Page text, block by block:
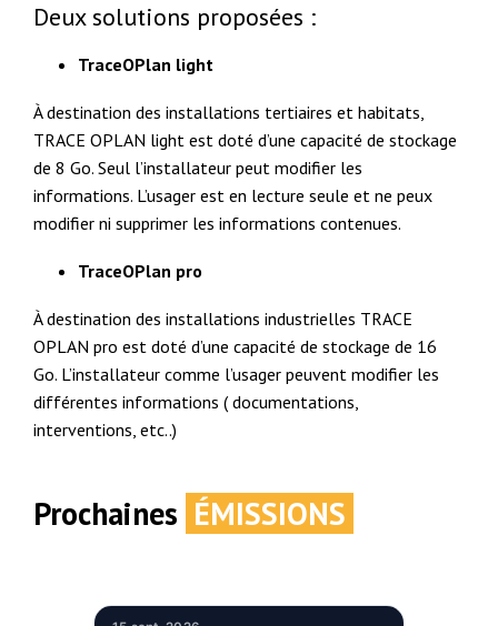
Deux solutions proposées :
TraceOPlan light
À destination des installations tertiaires et habitats,
TRACE OPLAN light est doté d’une capacité de stockage
de 8 Go. Seul l’installateur peut modifier les
informations. L’usager est en lecture seule et ne peux
modifier ni supprimer les informations contenues.
TraceOPlan pro
À destination des installations industrielles TRACE
OPLAN pro est doté d’une capacité de stockage de 16
Go. L’installateur comme l’usager peuvent modifier les
différentes informations ( documentations,
interventions, etc..)
Prochaines ÉMISSIONS